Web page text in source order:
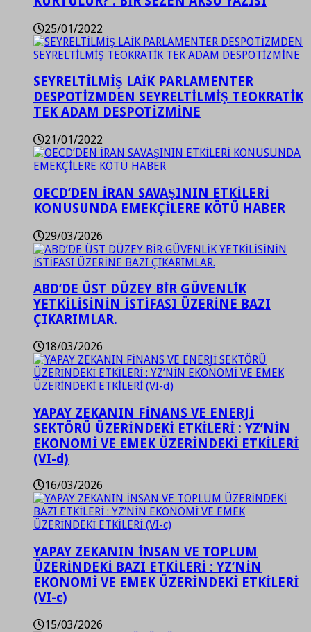
25/01/2022
SEYRELTİLMİŞ LAİK PARLAMENTER
DESPOTİZMDEN SEYRELTİLMİŞ TEOKRATİK
TEK ADAM DESPOTİZMİNE
21/01/2022
OECD’DEN İRAN SAVAŞININ ETKİLERİ
KONUSUNDA EMEKÇİLERE KÖTÜ HABER
29/03/2026
ABD’DE ÜST DÜZEY BİR GÜVENLİK
YETKİLİSİNİN İSTİFASI ÜZERİNE BAZI
ÇIKARIMLAR.
18/03/2026
YAPAY ZEKANIN FİNANS VE ENERJİ
SEKTÖRÜ ÜZERİNDEKİ ETKİLERİ : YZ’NİN
EKONOMİ VE EMEK ÜZERİNDEKİ ETKİLERİ
(VI-d)
16/03/2026
YAPAY ZEKANIN İNSAN VE TOPLUM
ÜZERİNDEKİ BAZI ETKİLERİ : YZ’NİN
EKONOMİ VE EMEK ÜZERİNDEKİ ETKİLERİ
(VI-c)
15/03/2026